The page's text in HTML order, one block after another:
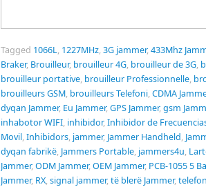
Tagged 1066L, 1227MHz,3G jammer,433Mhz
Braker, Brouilleur, brouilleur 4G, brouilleur de 3G,
brouilleur portative, brouilleur Professionnelle,
brouilleurs GSM, brouilleurs Telefoni,CDMA
dyqan Jammer, Eu Jammer,GPS Jammer,gsm
inhabotor WIFI, inhibidor,Inhibidor de
Movil,Inhibidors, jammer, Jammer Handheld,
dyqan fabrikë, Jammers Portable, jammers4u,
Jammer,ODM Jammer,OEM Jammer, PCB-1055 5
Jammer, RX,signal jammer,të blerë Jammer,